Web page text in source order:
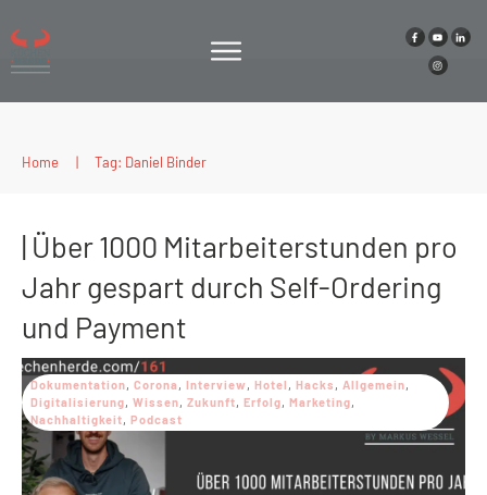
Home | Tag: Daniel Binder
| Über 1000 Mitarbeiterstunden pro
Jahr gespart durch Self-Ordering
und Payment
Dokumentation, Corona, Interview , Hotel , Hacks , Allgemein,
Digitalisierung, Wissen, Zukunft, Erfolg, Marketing,
Nachhaltigkeit, Podcast